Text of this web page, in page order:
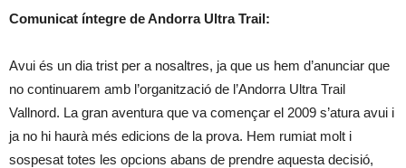
Comunicat íntegre de Andorra Ultra Trail:
Avui és un dia trist per a nosaltres, ja que us hem d’anunciar que
no continuarem amb l’organització de l’Andorra Ultra Trail
Vallnord. La gran aventura que va començar el 2009 s’atura avui i
ja no hi haurà més edicions de la prova. Hem rumiat molt i
sospesat totes les opcions abans de prendre aquesta decisió,